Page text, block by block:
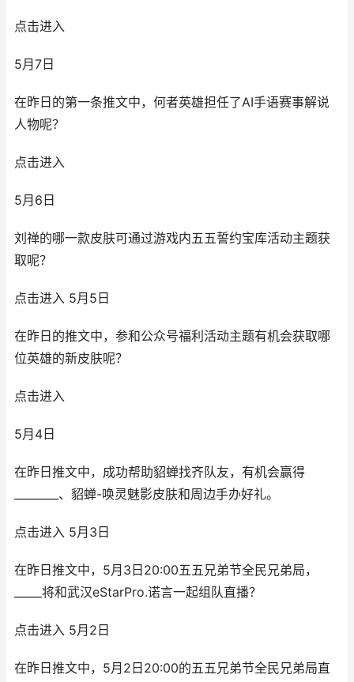
点击进入
5月7日
在昨日的第一条推文中，何者英雄担任了AI手语赛事解说
人物呢？
点击进入
5月6日
刘禅的哪一款皮肤可通过游戏内五五誓约宝库活动主题获
取呢？
点击进入 5月5日
在昨日的推文中，参和公众号福利活动主题有机会获取哪
位英雄的新皮肤呢？
点击进入
5月4日
在昨日推文中，成功帮助貂蝉找齐队友，有机会赢得
________、貂蝉-唤灵魅影皮肤和周边手办好礼。
点击进入 5月3日
在昨日推文中，5月3日20:00五五兄弟节全民兄弟局，
_____将和武汉eStarPro.诺言一起组队直播？
点击进入 5月2日
在昨日推文中，5月2日20:00的五五兄弟节全民兄弟局直